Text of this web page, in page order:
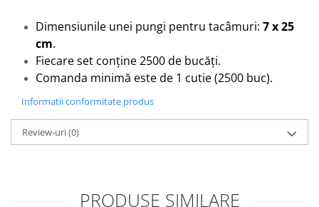
Dimensiunile unei pungi pentru tacâmuri: 7 x 25
cm.
Fiecare set conține 2500 de bucăți.
Comanda minimă este de 1 cutie (2500 buc).
Informatii conformitate produs
Review-uri(0)
PRODUSE SIMILARE